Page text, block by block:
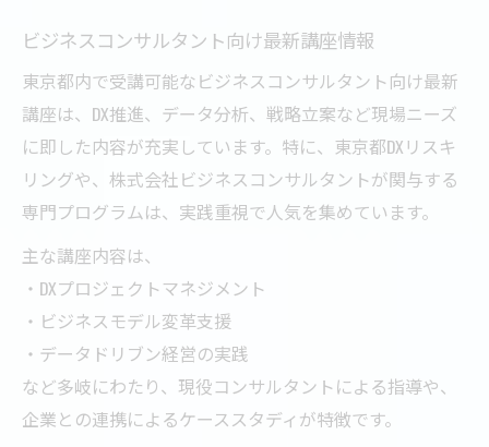
ビジネスコンサルタント向け最新講座情報
東京都内で受講可能なビジネスコンサルタント向け最新
講座は、DX推進、データ分析、戦略立案など現場ニーズ
に即した内容が充実しています。特に、東京都DXリスキ
リングや、株式会社ビジネスコンサルタントが関与する
専門プログラムは、実践重視で人気を集めています。
主な講座内容は、
・DXプロジェクトマネジメント
・ビジネスモデル変革支援
・データドリブン経営の実践
など多岐にわたり、現役コンサルタントによる指導や、
企業との連携によるケーススタディが特徴です。